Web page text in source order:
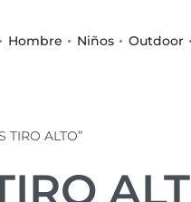
Hombre Niños Outdoor
TIRO ALTO”